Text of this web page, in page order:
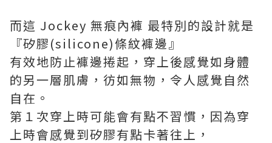
而這 Jockey 無痕內褲 最特別的設計就是
『矽膠(silicone)條紋褲邊』
有效地防止褲邊捲起，穿上後感覺如身體
的另一層肌膚，彷如無物，令人感覺自然
自在。
第１次穿上時可能會有點不習慣，因為穿
上時會感覺到矽膠有點卡著往上，